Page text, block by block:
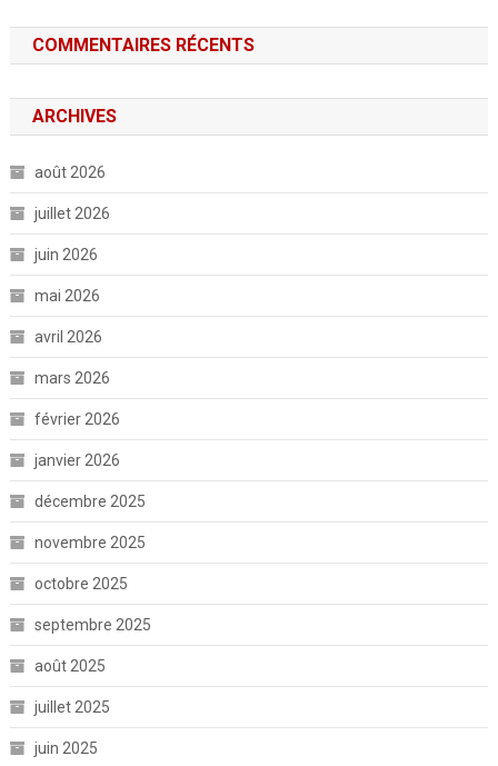
COMMENTAIRES RÉCENTS
ARCHIVES
août 2026
juillet 2026
juin 2026
mai 2026
avril 2026
mars 2026
février 2026
janvier 2026
décembre 2025
novembre 2025
octobre 2025
septembre 2025
août 2025
juillet 2025
juin 2025